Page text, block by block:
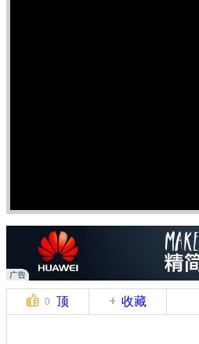
0 顶 收藏